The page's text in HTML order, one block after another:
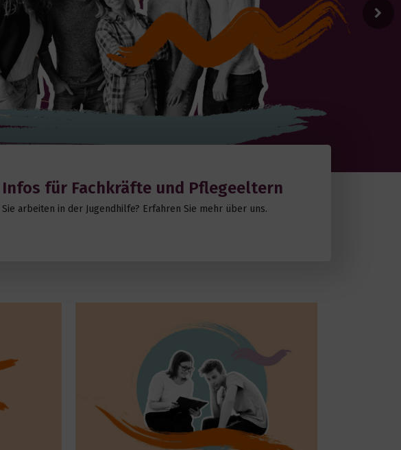
Infos für Fachkräfte und Pflegeeltern
Sie arbeiten in der Jugendhilfe? Erfahren Sie mehr über uns.